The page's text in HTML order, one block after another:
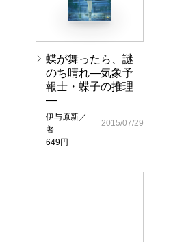
蝶が舞ったら、謎
のち晴れ―気象予
報士・蝶子の推理
―
伊与原新／
著
649円
2015/07/29